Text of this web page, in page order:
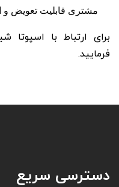
مشتری قابلیت تعویض و
برای ارتباط با اسپوتا
فرمایید.
دسترسی سریع